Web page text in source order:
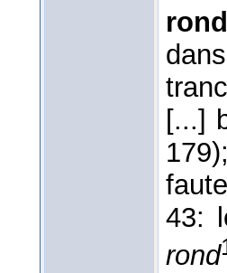
[...]
43:
rond